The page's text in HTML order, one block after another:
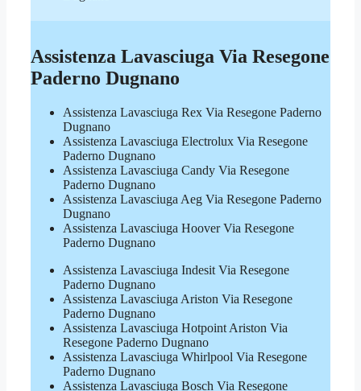
Assistenza Lavasciuga Via Resegone
Paderno Dugnano
Assistenza Lavasciuga Rex Via Resegone Paderno
Dugnano
Assistenza Lavasciuga Electrolux Via Resegone
Paderno Dugnano
Assistenza Lavasciuga Candy Via Resegone
Paderno Dugnano
Assistenza Lavasciuga Aeg Via Resegone Paderno
Dugnano
Assistenza Lavasciuga Hoover Via Resegone
Paderno Dugnano
Assistenza Lavasciuga Indesit Via Resegone
Paderno Dugnano
Assistenza Lavasciuga Ariston Via Resegone
Paderno Dugnano
Assistenza Lavasciuga Hotpoint Ariston Via
Resegone Paderno Dugnano
Assistenza Lavasciuga Whirlpool Via Resegone
Paderno Dugnano
Assistenza Lavasciuga Bosch Via Resegone